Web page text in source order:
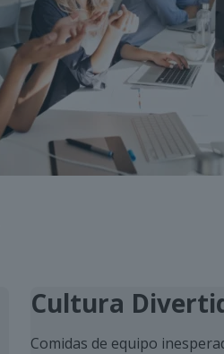
Cultura
Comidas de equipo